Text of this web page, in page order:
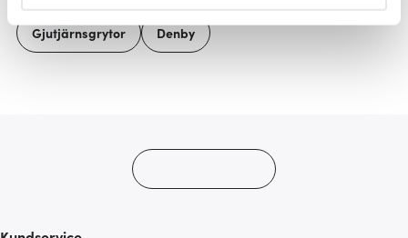
Vi använder cookies för att innehållet och annonserna
Gjutjärnsgrytor Denby